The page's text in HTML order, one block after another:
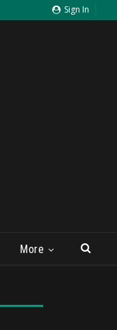
Sign In
More